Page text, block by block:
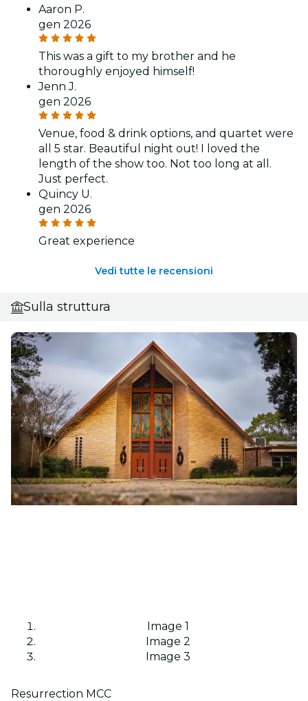
Aaron P.
gen 2026
This was a gift to my brother and he
thoroughly enjoyed himself!
Jenn J.
gen 2026
Venue, food & drink options, and quartet were
all 5 star. Beautiful night out! I loved the
length of the show too. Not too long at all.
Just perfect.
Quincy U.
gen 2026
Great experience
Vedi tutte le recensioni
Sulla struttura
Image 1
Image 2
Image 3
Resurrection MCC